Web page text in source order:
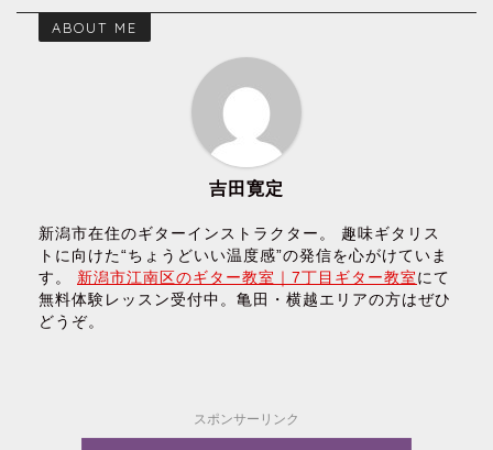
ABOUT ME
吉田寛定
新潟市在住のギターインストラクター。 趣味ギタリス
トに向けた“ちょうどいい温度感”の発信を心がけていま
す。 新潟市江南区のギター教室｜7丁目ギター教室 にて
無料体験レッスン受付中。亀田・横越エリアの方はぜひ
どうぞ。
スポンサーリンク